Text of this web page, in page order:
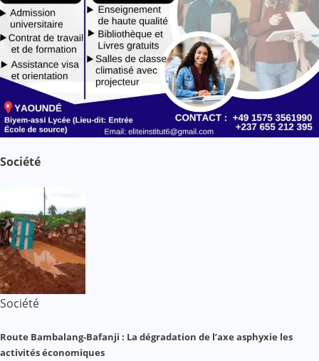
Société
Société
Route Bambalang-Bafanji : La dégradation de l’axe asphyxie les
activités économiques